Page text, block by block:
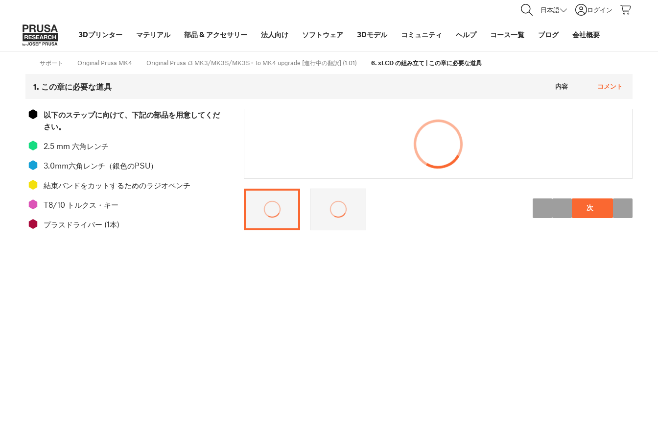
日本語 ログイン
3Dプリンター マテリアル 部品& アクセサリー 法人向け ソフトウェア 3Dモデル コミュニティ ヘルプ コース一覧 ブログ 会社概要
サポート Original Prusa MK4 Original Prusa i3 MK3/MK3S/MK3S+ to MK4 upgrade [進行中の翻訳] (1.01) 6. xLCD の組み立て | この章に必要な道具
1. この章に必要な道具 内容 コメント
⬢
以下のステップに向けて、下記の部品を用意してくだ
さい。
⬢ 2.5 mm 六角レンチ
⬢ 3.0mm六角レンチ（銀色のPSU）
⬢ 結束バンドをカットするためのラジオペンチ
⬢ T8/10 トルクス・キー
⬢ プラスドライバー (1本)
次